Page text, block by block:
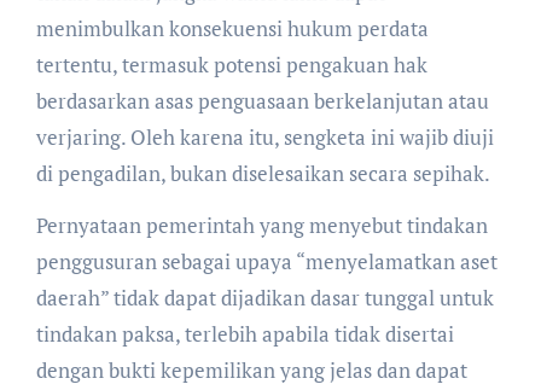
menimbulkan konsekuensi hukum perdata
tertentu, termasuk potensi pengakuan hak
berdasarkan asas penguasaan berkelanjutan atau
verjaring. Oleh karena itu, sengketa ini wajib diuji
di pengadilan, bukan diselesaikan secara sepihak.
Pernyataan pemerintah yang menyebut tindakan
penggusuran sebagai upaya “menyelamatkan aset
daerah” tidak dapat dijadikan dasar tunggal untuk
tindakan paksa, terlebih apabila tidak disertai
dengan bukti kepemilikan yang jelas dan dapat